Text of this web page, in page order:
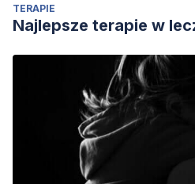
Nieto, M. Á. P., Delgado, M. M.
Aproximaciones a la emoción
conceptualización a la
(28). https://
codigo=2750863
TERAPIE
Najlepsze terapie w